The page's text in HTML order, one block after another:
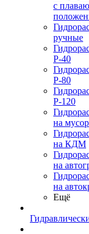
с
ручные
Р-40
Р-80
Р-120
на
на КДМ
на
на
Ещё